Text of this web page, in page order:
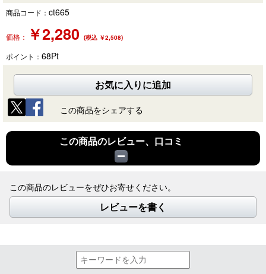
商品コード： ct665
価格： ￥2,280 (税込 ￥2,508)
ポイント： 68Pt
お気に入りに追加
この商品をシェアする
この商品のレビュー、口コミ
この商品のレビューをぜひお寄せください。
レビューを書く